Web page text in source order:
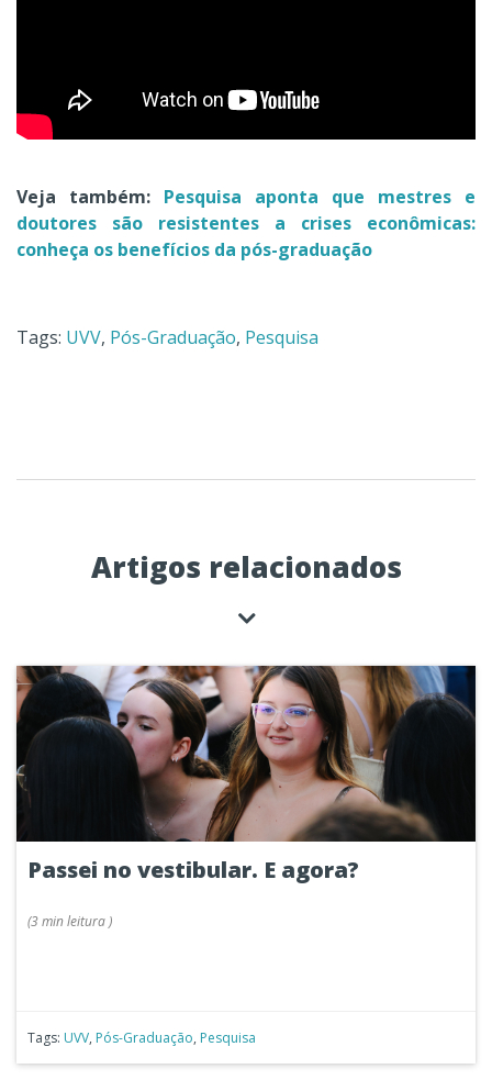
Veja também: Pesquisa aponta que mestres e
doutores são resistentes a crises econômicas:
conheça os benefícios da pós-graduação
Tags: UVV, Pós-Graduação, Pesquisa
Artigos relacionados
Passei no vestibular. E agora?
(3 minleitura)
Tags: UVV, Pós-Graduação, Pesquisa